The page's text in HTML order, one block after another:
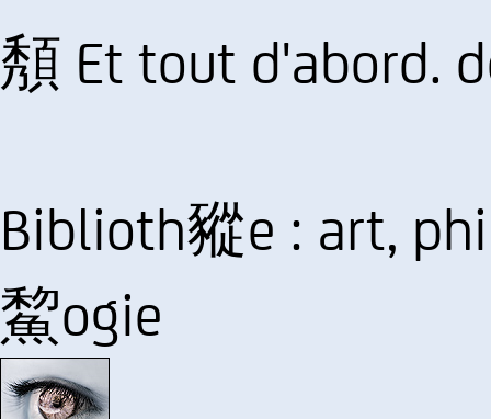
頺 Et tout d'abord.
Biblioth豵e : art,
鯬ogie